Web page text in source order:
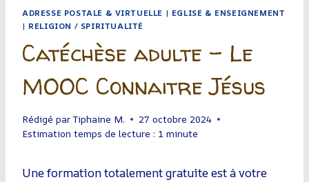
ADRESSE POSTALE & VIRTUELLE | EGLISE & ENSEIGNEMENT
| RELIGION / SPIRITUALITÉ
Catéchèse adulte – Le
MOOC Connaitre Jésus
Rédigé parTiphaine M.
27 octobre 2024
Estimation temps de lecture : 1 minute
Une formation totalement gratuite est à votre